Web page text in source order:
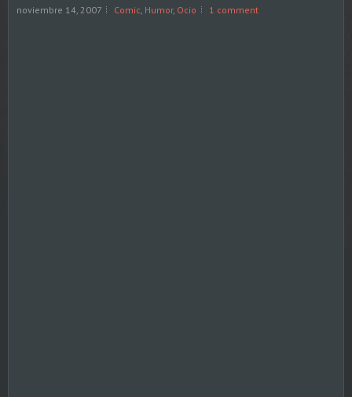
noviembre 14, 2007 Comic, Humor, Ocio 1 comment